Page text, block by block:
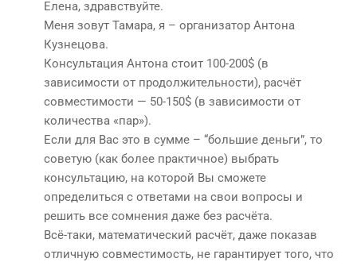
Елена, здравствуйте.
Меня зовут Тамара, я – организатор Антона
Кузнецова.
Консультация Антона стоит 100-200$ (в
зависимости от продолжительности), расчёт
совместимости — 50-150$ (в зависимости от
количества «пар»).
Если для Вас это в сумме – “большие деньги”, то
советую (как более практичное) выбрать
консультацию, на которой Вы сможете
определиться с ответами на свои вопросы и
решить все сомнения даже без расчёта.
Всё-таки, математический расчёт, даже показав
отличную совместимость, не гарантирует того, что